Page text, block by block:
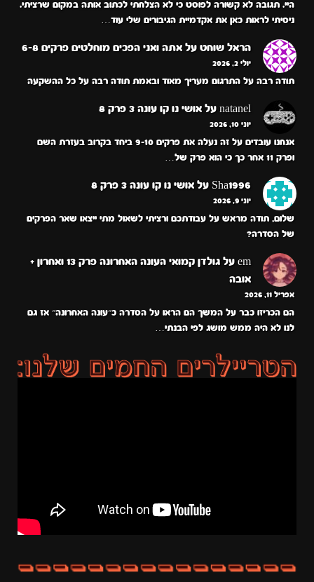
היי. תגובה לא קשורה לפוסט כי לא הצלחתי לכתוב אותה במקום שרציתי.
ניסיתי לראות כאן את אקדמיית הגיבורים שלי עוד…
הראל שוחט על אתה ואני הפכים מוחלטים פרקים 6-8
יולי 2, 2026
תודה רבה על התרגום מעריך מאוד ובאמת תודה רבה על כל ההשקעה
natanel על אושי נו קו עונה 3 פרק 8
יוני 10, 2026
אנחנו עובדים על זה נעלה את פרקים 9-10 ביחד בקרוב בעזרת השם
ופרק 11 אחר כך כי הוא פרק של…
Sha1996 על אושי נו קו עונה 3 פרק 8
יוני 9, 2026
שלום, תודה מראש על עבודתכם ורציתי לשאול מתי ייצאו שאר הפרקים
של הסדרה?
em על
גולדן קמואי העונה האחרונה פרק 13 ואחרון +
אובה
אפריל 11, 2026
הם הכריזו כבר על המשך הם הראו על הסדרה כ״עונה האחרונה״ אז גם
לנו לא היה ממש מושג לפי הבנתי…